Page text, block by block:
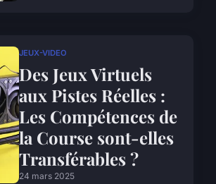
JEUX-VIDEO
Des Jeux Virtuels
aux Pistes Réelles :
Les Compétences de
la Course sont-elles
Transférables ?
24 mars 2025